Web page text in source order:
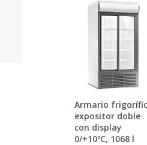
Armario
expositor doble
con display
0/+10ºC, 1068 l